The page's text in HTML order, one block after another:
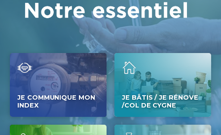
JE COMMUNIQUE MON
INDEX
JE BÂTIS / JE RÉNOVE
/COL DE CYGNE